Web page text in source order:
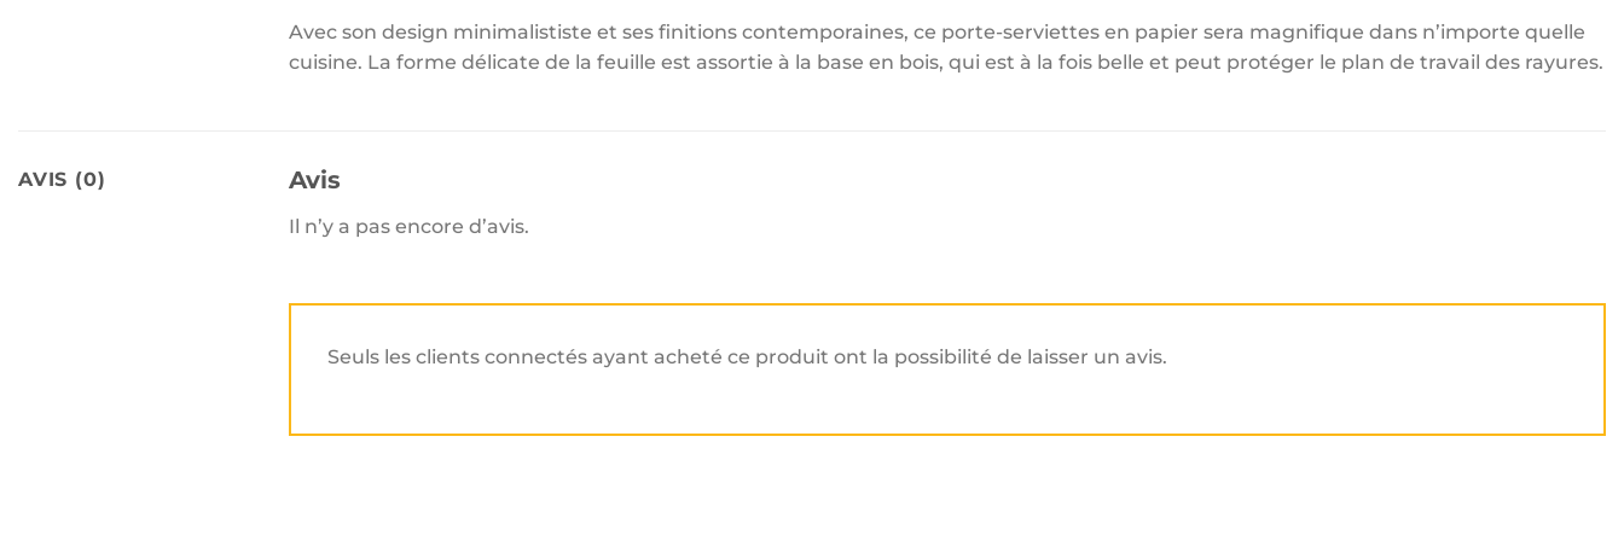
Avec son design minimalististe et ses finitions contemporaines, ce porte-serviettes en papier sera magnifique dans n’importe quelle
cuisine. La forme délicate de la feuille est assortie à la base en bois, qui est à la fois belle et peut protéger le plan de travail des rayures.
AVIS (0) Avis
Il n’y a pas encore d’avis.
Seuls les clients connectés ayant acheté ce produit ont la possibilité de laisser un avis.